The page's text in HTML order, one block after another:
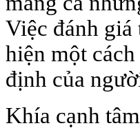
Việc đánh
hiện một
định của
Khía cạnh